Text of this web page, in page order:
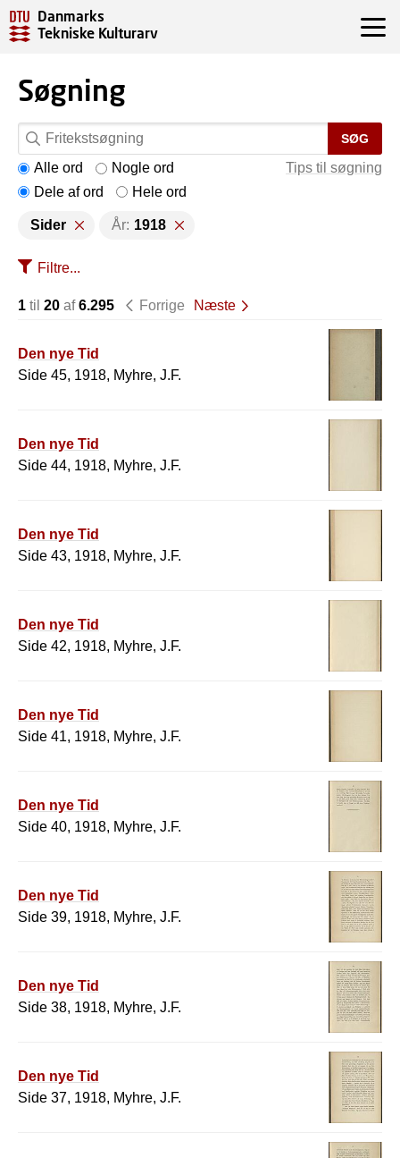
Danmarks
Tekniske Kulturarv
Søgning
SØG
Tips til søgning
Alle ord
Nogle ord
Dele af ord
Hele ord
Sider År: 1918
Filtre...
1 til 20 af6.295 Forrige Næste
Den nye Tid
Side 45, 1918, Myhre, J.F.
Den nye Tid
Side 44, 1918, Myhre, J.F.
Den nye Tid
Side 43, 1918, Myhre, J.F.
Den nye Tid
Side 42, 1918, Myhre, J.F.
Den nye Tid
Side 41, 1918, Myhre, J.F.
Den nye Tid
Side 40, 1918, Myhre, J.F.
Den nye Tid
Side 39, 1918, Myhre, J.F.
Den nye Tid
Side 38, 1918, Myhre, J.F.
Den nye Tid
Side 37, 1918, Myhre, J.F.